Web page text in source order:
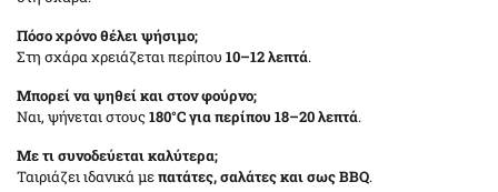
Πόσο χρόνο θέλει ψήσιμο;
Στη σχάρα χρειάζεται περίπου 10–12 λεπτά.
Μπορεί να ψηθεί και στον φούρνο;
Ναι, ψήνεται στους180°C για περίπου 18–20 λεπτά.
Με τι συνοδεύεται καλύτερα;
Ταιριάζει ιδανικά μεπατάτες, σαλάτες και σως BBQ.